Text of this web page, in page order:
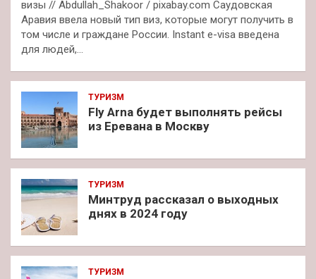
визы // Abdullah_Shakoor / pixabay.com Саудовская
Аравия ввела новый тип виз, которые могут получить в
том числе и граждане России. Instant e-visa введена
для людей,…
ТУРИЗМ
Fly Arna будет выполнять рейсы
из Еревана в Москву
ТУРИЗМ
Минтруд рассказал о выходных
днях в 2024 году
ТУРИЗМ